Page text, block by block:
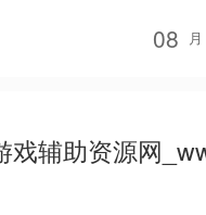
08 月
辅助资源网